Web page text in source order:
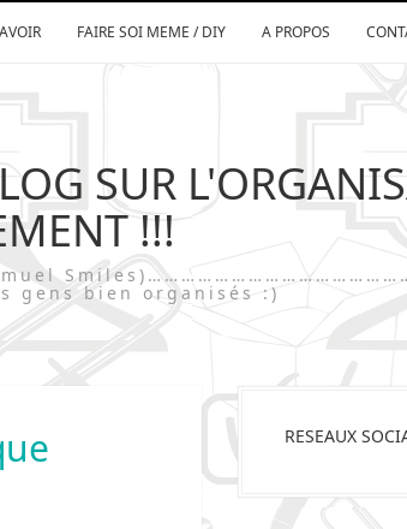
FAIRE SOI MEME / DIY A PROPOS
SUR
!!!
gens bien organisés :)
RESEAUX